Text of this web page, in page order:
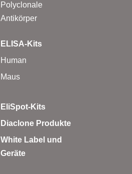
Polyclonale
Antikörper
ELISA-Kits
Human
Maus
EliSpot-Kits
Diaclone Produkte
White Label und
Geräte